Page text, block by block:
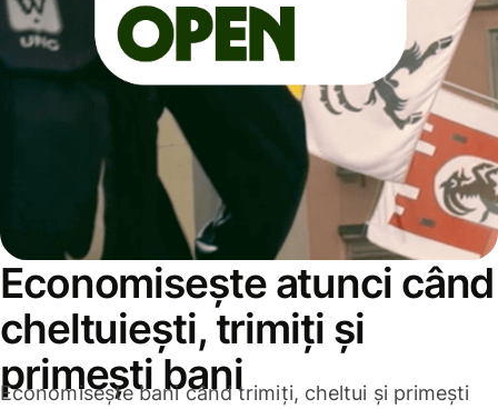
Economisește atunci când
cheltuiești, trimiți și
primești bani
Economisește bani când trimiți, cheltui și primești